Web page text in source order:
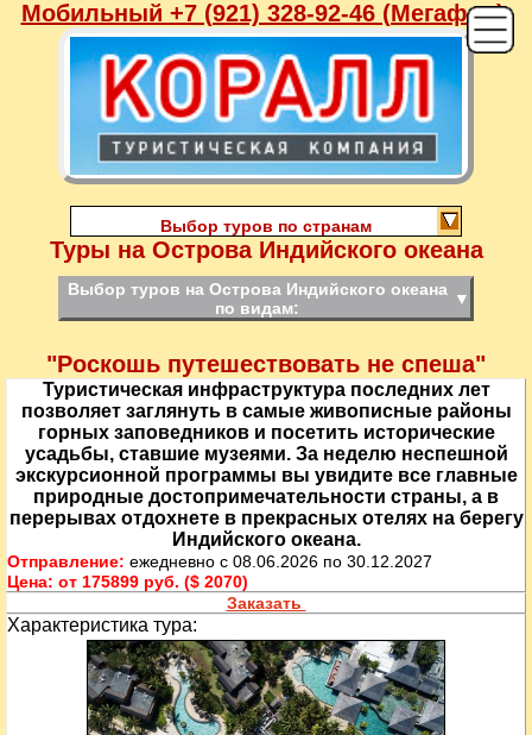
Мобильный +7 (921) 328-92-46 (Мегафон),
Выбор туров по странам
Туры на Острова Индийского океана
Выбор туров на Острова Индийского океана
по видам:
▼
"Роскошь путешествовать не спеша"
Туристическая инфраструктура последних лет
позволяет заглянуть в самые живописные районы
горных заповедников и посетить исторические
усадьбы, ставшие музеями. За неделю неспешной
экскурсионной программы вы увидите все главные
природные достопримечательности страны, а в
перерывах отдохнете в прекрасных отелях на берегу
Индийского океана.
Отправление: ежедневно с 08.06.2026 по 30.12.2027
Цена: от 175899 руб. ($ 2070)
Заказать
Характеристика тура: